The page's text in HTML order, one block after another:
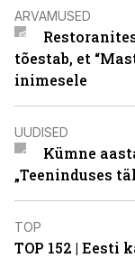
ARVAMUSED
tõestab, et
inimesele
UUDISED
Kümne
„Teeninduses
TOP
TOP 152 | Eesti